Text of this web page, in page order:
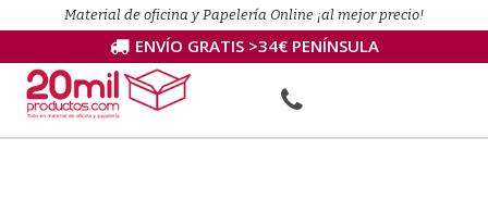
Material de oficina y Papelería Online ¡al mejor precio!
ENVÍO GRATIS >34€ PENÍNSULA